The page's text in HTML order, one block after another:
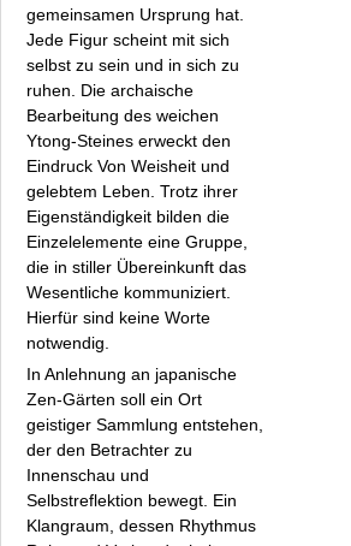
gemeinsamen Ursprung hat.
Jede Figur scheint mit sich
selbst zu sein und in sich zu
ruhen. Die archaische
Bearbeitung des weichen
Ytong-Steines erweckt den
Eindruck Von Weisheit und
gelebtem Leben. Trotz ihrer
Eigenständigkeit bilden die
Einzelelemente eine Gruppe,
die in stiller Übereinkunft das
Wesentliche kommuniziert.
Hierfür sind keine Worte
notwendig.
In Anlehnung an japanische
Zen-Gärten soll ein Ort
geistiger Sammlung entstehen,
der den Betrachter zu
Innenschau und
Selbstreflektion bewegt. Ein
Klangraum, dessen Rhythmus